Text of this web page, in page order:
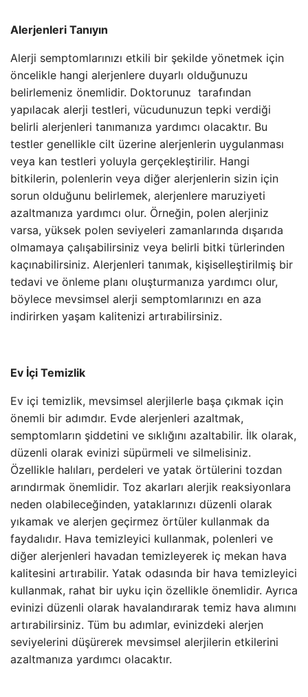
Alerjenleri Tanıyın
Alerji semptomlarınızı etkili bir şekilde yönetmek için
öncelikle hangi alerjenlere duyarlı olduğunuzu
belirlemeniz önemlidir. Doktorunuz tarafından
yapılacak alerji testleri, vücudunuzun tepki verdiği
belirli alerjenleri tanımanıza yardımcı olacaktır. Bu
testler genellikle cilt üzerine alerjenlerin uygulanması
veya kan testleri yoluyla gerçekleştirilir. Hangi
bitkilerin, polenlerin veya diğer alerjenlerin sizin için
sorun olduğunu belirlemek, alerjenlere maruziyeti
azaltmanıza yardımcı olur. Örneğin, polen alerjiniz
varsa, yüksek polen seviyeleri zamanlarında dışarıda
olmamaya çalışabilirsiniz veya belirli bitki türlerinden
kaçınabilirsiniz. Alerjenleri tanımak, kişiselleştirilmiş bir
tedavi ve önleme planı oluşturmanıza yardımcı olur,
böylece mevsimsel alerji semptomlarınızı en aza
indirirken yaşam kalitenizi artırabilirsiniz.
Ev İçi Temizlik
Ev içi temizlik, mevsimsel alerjilerle başa çıkmak için
önemli bir adımdır. Evde alerjenleri azaltmak,
semptomların şiddetini ve sıklığını azaltabilir. İlk olarak,
düzenli olarak evinizi süpürmeli ve silmelisiniz.
Özellikle halıları, perdeleri ve yatak örtülerini tozdan
arındırmak önemlidir. Toz akarları alerjik reaksiyonlara
neden olabileceğinden, yataklarınızı düzenli olarak
yıkamak ve alerjen geçirmez örtüler kullanmak da
faydalıdır. Hava temizleyici kullanmak, polenleri ve
diğer alerjenleri havadan temizleyerek iç mekan hava
kalitesini artırabilir. Yatak odasında bir hava temizleyici
kullanmak, rahat bir uyku için özellikle önemlidir. Ayrıca
evinizi düzenli olarak havalandırarak temiz hava alımını
artırabilirsiniz. Tüm bu adımlar, evinizdeki alerjen
seviyelerini düşürerek mevsimsel alerjilerin etkilerini
azaltmanıza yardımcı olacaktır.